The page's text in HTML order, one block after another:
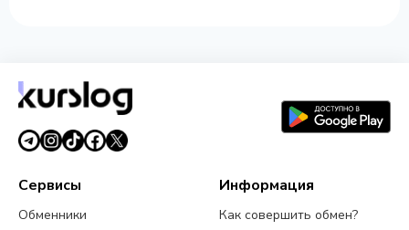
Сервисы
Обменники
Информация
Как совершить обмен?